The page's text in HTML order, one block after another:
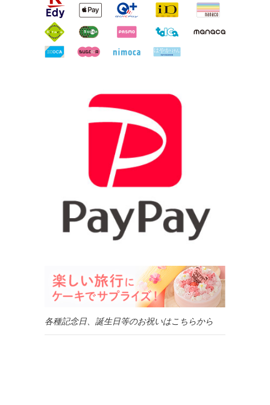
各種記念日、誕生日等のお祝いはこちらから